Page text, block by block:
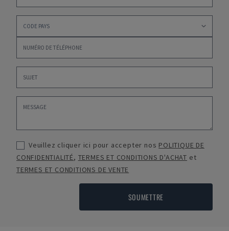
Veuillez cliquer ici pour accepter nos POLITIQUE DE
CONFIDENTIALITÉ, TERMES ET CONDITIONS D'ACHAT et
TERMES ET CONDITIONS DE VENTE
SOUMETTRE